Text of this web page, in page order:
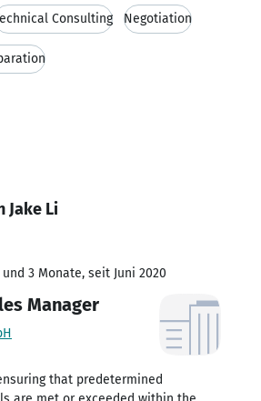
Consulting Negotiation
Jake Li
und 3 Monate, seit Juni 2020
Manager
that predetermined